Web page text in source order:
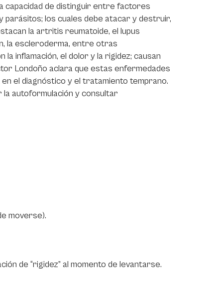
capacidad de distinguir entre factores
parásitos; los cuales debe atacar y destruir,
la artritis reumatoide, el lupus
la escleroderma, entre otras
inflamación, el dolor y la rigidez; causan
Londoño aclara que estas enfermedades
el diagnóstico y el tratamiento temprano.
autoformulación y consultar
moverse).
de “rigidez” al momento de levantarse.